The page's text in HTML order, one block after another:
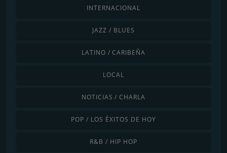
INTERNACIONAL
JAZZ / BLUES
LATINO / CARIBEÑA
LOCAL
NOTICIAS / CHARLA
POP / LOS ÉXITOS DE HOY
R&B / HIP HOP